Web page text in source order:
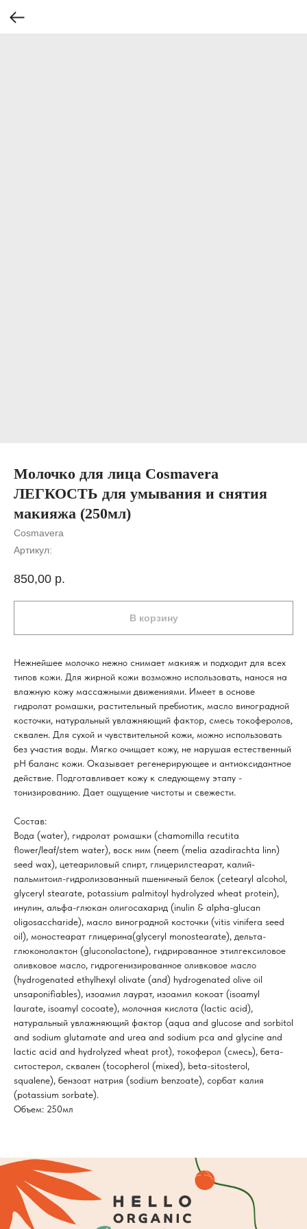
Молочко для лица Cosmavera
ЛЕГКОСТЬ для умывания и снятия
макияжа (250мл)
Cosmavera
Артикул:
850,00 р.
В корзину
Нежнейшее молочко нежно снимает макияж и подходит для всех
типов кожи. Для жирной кожи возможно использовать, нанося на
влажную кожу массажными движениями. Имеет в основе
гидролат ромашки, растительный пребиотик, масло виноградной
косточки, натуральный увлажняющий фактор, смесь токоферолов,
сквален. Для сухой и чувствительной кожи, можно использовать
без участия воды. Мягко очищает кожу, не нарушая естественный
pH баланс кожи. Оказывает регенерирующее и антиоксидантное
действие. Подготавливает кожу к следующему этапу -
тонизированию. Дает ощущение чистоты и свежести.
Состав:
Вода (water), гидролат ромашки (chamomilla recutita
flower/leaf/stem water), воск ним (neem (melia azadirachta linn)
seed wax), цетеариловый спирт, глицерилстеарат, калий-
пальмитоил-гидролизованный пшеничный белок (cetearyl alcohol,
glyceryl stearate, potassium palmitoyl hydrolyzed wheat protein),
инулин, альфа-глюкан олигосахарид (inulin & alpha-glucan
oligosaccharide), масло виноградной косточки (vitis vinifera seed
oil), моностеарат глицерина(glyceryl monostearate), дельта-
глюконолактон (gluconolactone), гидрированное этилгексиловое
оливковое масло, гидрогенизированное оливковое масло
(hydrogenated ethylhexyl olivate (and) hydrogenated olive oil
unsaponifiables), изоамил лаурат, изоамил кокоат (isoamyl
laurate, isoamyl cocoate), молочная кислота (lactic acid),
натуральный увлажняющий фактор (aqua and glucose and sorbitol
and sodium glutamate and urea and sodium pca and glycine and
lactic acid and hydrolyzed wheat prot), токоферол (смесь), бета-
ситостерол, сквален (tocopherol (mixed), beta-sitosterol,
squalene), бензоат натрия (sodium benzoate), сорбат калия
(potassium sorbate).
Объем: 250мл